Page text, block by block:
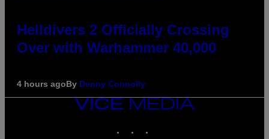
Helldivers 2 Officially Crossing
Over with Warhammer 40,000
4 hours agoBy Denny Connolly
VICE